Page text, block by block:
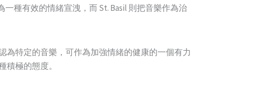
種有效的情緒宣洩，而 St. Basil 則把音樂作為治
特定的音樂，可作為加強情緒的健康的一個有力
極的態度。